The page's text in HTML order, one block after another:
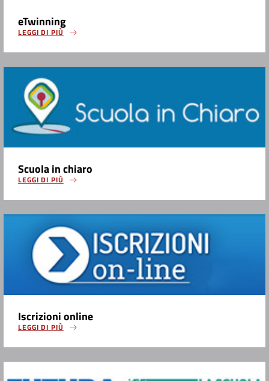
eTwinning
LEGGI DI PIÙ
Scuola in chiaro
LEGGI DI PIÙ
Iscrizioni online
LEGGI DI PIÙ